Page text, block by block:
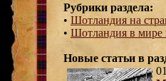
Рубрики раздела:
• Шотландия на
• Шотландия в мире
Новые статьи в